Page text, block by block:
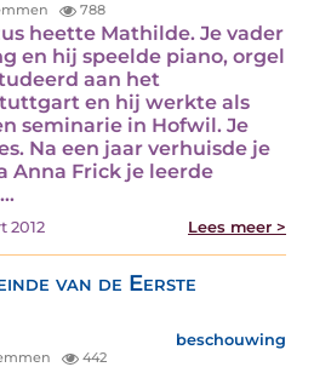
788
heette Mathilde. Je vader
en hij speelde piano, orgel
aan het
en hij werkte als
seminarie in Hofwil. Je
Na een jaar verhuisde je
Anna Frick je leerde
2012 Lees meer >
van de Eerste
beschouwing
442